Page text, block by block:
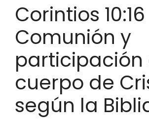
Corintios
Comunión y
participación
cuerpo de
según la